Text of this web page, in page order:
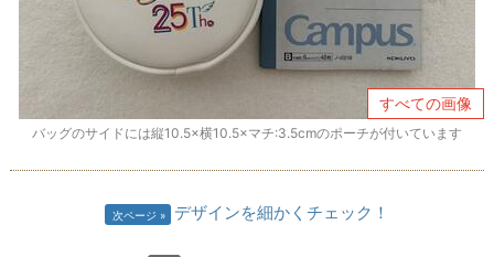
すべての画像
バッグのサイドには縦10.5×横10.5×マチ:3.5cmのポーチが付いています
次ページ デザインを細かくチェック！